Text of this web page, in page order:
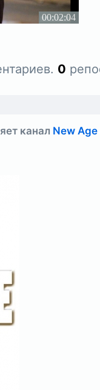
0
канал New Age